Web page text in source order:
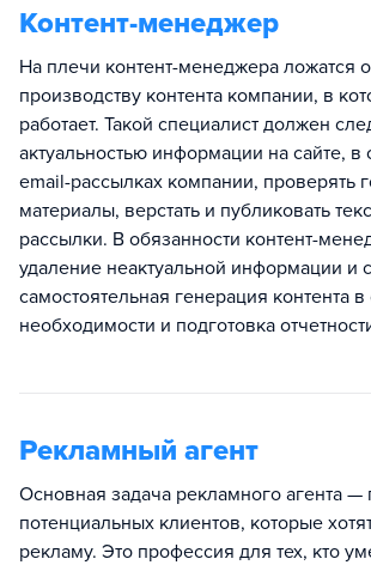
Контент-менеджер
На плечи контент-менеджера ложатся
производству контента компании, в
работает. Такой специалист должен
актуальностью информации на сайте, в
email-рассылках компании, проверять
материалы, верстать и публиковать
рассылки. В обязанности контент-
удаление неактуальной информации и
самостоятельная генерация контента в
необходимости и подготовка
Рекламный агент
Основная задача рекламного агента —
потенциальных клиентов, которые
рекламу. Это профессия для тех, кто